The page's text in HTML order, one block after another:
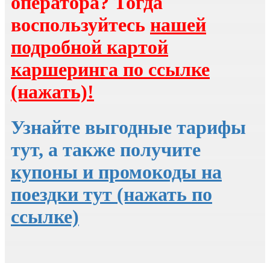
воспользуйтесь нашей
подробной картой
каршеринга по ссылке
(нажать)!
Узнайте выгодные тарифы
тут, а также получите
купоны и промокоды на
поездки тут (нажать по
ссылке)